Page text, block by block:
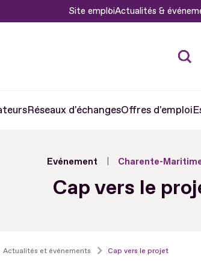
Site emploiActualités &
Réseaux d'échangesOffres d'emploi
Evénement Charente-
Cap vers le
Actualités et événements Cap vers le projet